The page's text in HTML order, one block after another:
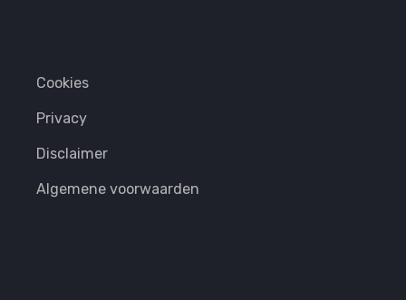
Cookies
Privacy
Disclaimer
Algemene voorwaarden